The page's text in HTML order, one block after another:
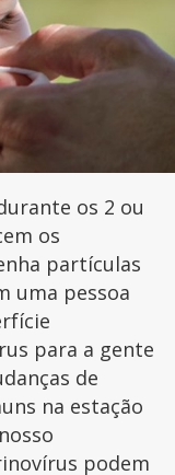
os 2 ou
os
partículas
uma pessoa
para a gente
de
na estação
podem